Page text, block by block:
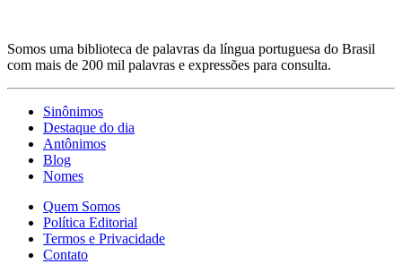
Somos uma biblioteca de palavras da língua portuguesa do Brasil
com mais de 200 mil palavras e expressões para consulta.
Sinônimos
Destaque do dia
Antônimos
Blog
Nomes
Quem Somos
Política Editorial
Termos e Privacidade
Contato